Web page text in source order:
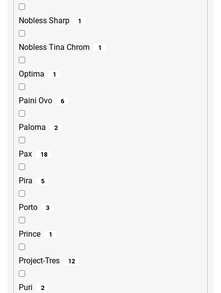
Nobless Sharp 1
Nobless Tina Chrom 1
Optima 1
Paini Ovo 6
Paloma 2
Pax 18
Pira 5
Porto 3
Prince 1
Project-Tres 12
Puri 2